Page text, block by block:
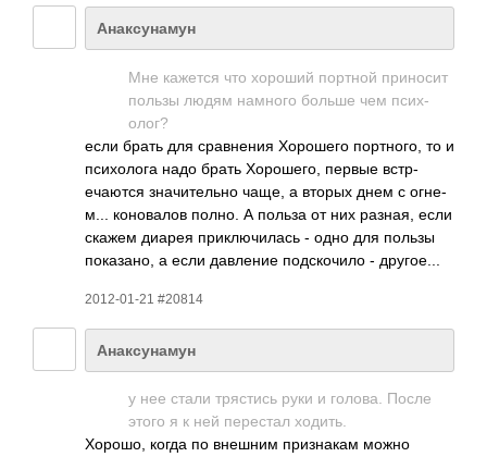
Анаксунамун
Мне кажется что хороший портной прин­осит
пользы людям намного больше чем псих­
олог?
если брать для срав­нения Хоро­шего порт­ного, то и
псих­олога надо брать Хоро­шего, первые встр­
ечаю­тся знач­ител­ьно чаще, а вторых днем с огне­
м... коно­валов полно. А польза от них разная, если
скажем диарея прик­лючи­лась - одно для пользы
пока­зано, а если давл­ение подс­кочило - друг­ое...
2012-01-21 #20814
Анаксунамун
у нее стали тряс­тись руки и голова. После
этого я к ней пере­стал ходить.
Хорошо, когда по внешним приз­накам можно